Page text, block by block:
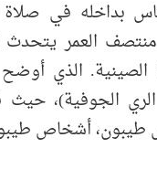
بداخله في صلاة
العمر يتحدث
الصينية. الذي
الجوفية)، حيث
طيبون، أشخاص